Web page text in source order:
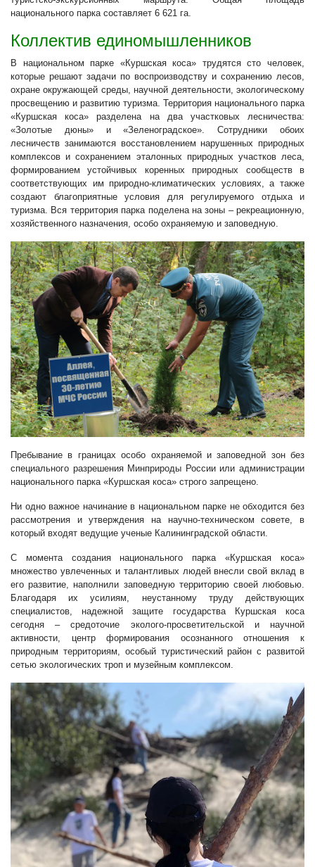
национального парка составляет 6 621 га.
Коллектив единомышленников
В национальном парке «Куршская коса» трудятся сто человек,
которые решают задачи по воспроизводству и сохранению лесов,
охране окружающей среды, научной деятельности, экологическому
просвещению и развитию туризма. Территория национального парка
«Куршская коса» разделена на два участковых лесничества:
«Золотые дюны» и «Зеленоградское». Сотрудники обоих
лесничеств занимаются восстановлением нарушенных природных
комплексов и сохранением эталонных природных участков леса,
формированием устойчивых коренных природных сообществ в
соответствующих им природно-климатических условиях, а также
создают благоприятные условия для регулируемого отдыха и
туризма. Вся территория парка поделена на зоны – рекреационную,
хозяйственного назначения, особо охраняемую и заповедную.
Пребывание в границах особо охраняемой и заповедной зон без
специального разрешения Минприроды России или администрации
национального парка «Куршская коса» строго запрещено.
Ни одно важное начинание в национальном парке не обходится без
рассмотрения и утверждения на научно-техническом совете, в
который входят ведущие ученые Калининградской области.
С момента создания национального парка «Куршская коса»
множество увлеченных и талантливых людей внесли свой вклад в
его развитие, наполнили заповедную территорию своей любовью.
Благодаря их усилиям, неустанному труду действующих
специалистов, надежной защите государства Куршская коса
сегодня – средоточие эколого-просветительской и научной
активности, центр формирования осознанного отношения к
природным территориям, особый туристический район с развитой
сетью экологических троп и музейным комплексом.